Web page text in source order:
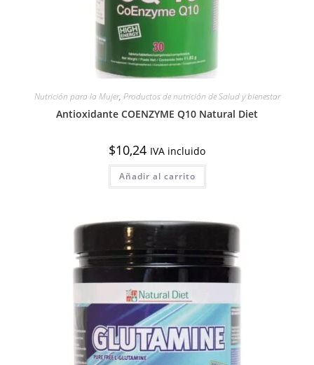
Nutrición para la Mujer, Productos de nutrición de Salud y bienestar
Antioxidante COENZYME Q10 Natural Diet
$10,24 IVA incluido
Añadir al carrito